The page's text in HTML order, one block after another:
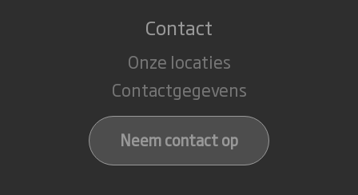
Contact
Onze locaties
Contactgegevens
Neem contact op